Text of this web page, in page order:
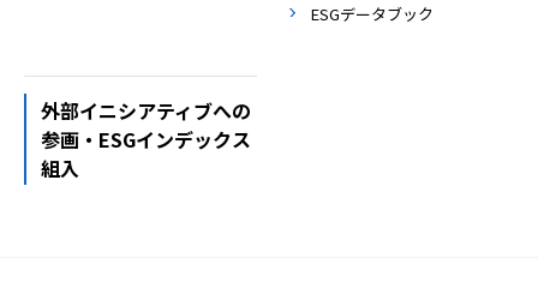
ESGデータブック
外部イニシアティブへの
参画・ESGインデックス
組入